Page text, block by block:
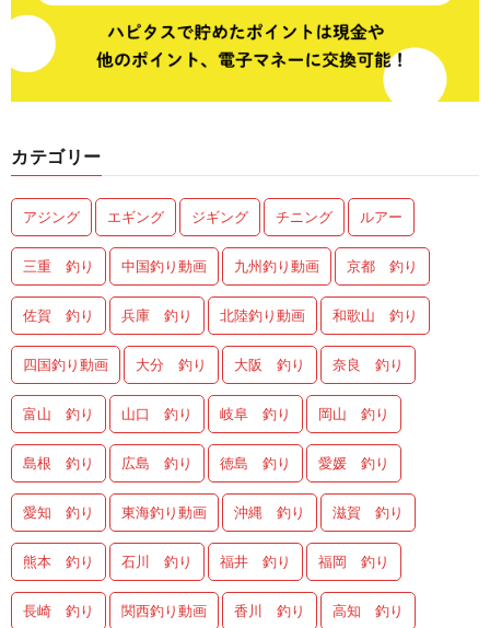
カテゴリー
アジング エギング ジギング チニング ルアー
三重 釣り 中国釣り動画 九州釣り動画 京都 釣り
佐賀 釣り 兵庫 釣り 北陸釣り動画 和歌山 釣り
四国釣り動画 大分 釣り 大阪 釣り 奈良 釣り
富山 釣り 山口 釣り 岐阜 釣り 岡山 釣り
島根 釣り 広島 釣り 徳島 釣り 愛媛 釣り
愛知 釣り 東海釣り動画 沖縄 釣り 滋賀 釣り
熊本 釣り 石川 釣り 福井 釣り 福岡 釣り
長崎 釣り 関西釣り動画 香川 釣り 高知 釣り